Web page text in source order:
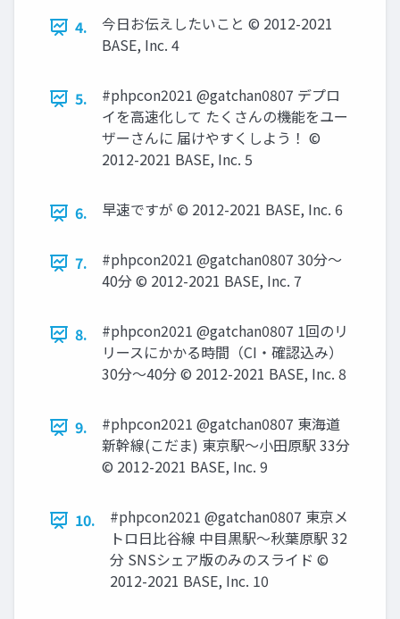
4.
今日お伝えしたいこと © 2012-2021
BASE, Inc. 4
5.
#phpcon2021 @gatchan0807 デプロ
イを高速化して たくさんの機能をユー
ザーさんに 届けやすくしよう！ ©
2012-2021 BASE, Inc. 5
6. 早速ですが © 2012-2021 BASE, Inc. 6
7.
#phpcon2021 @gatchan0807 30分〜
40分 © 2012-2021 BASE, Inc. 7
8.
#phpcon2021 @gatchan0807 1回のリ
リースにかかる時間（CI・確認込み）
30分〜40分 © 2012-2021 BASE, Inc. 8
9.
#phpcon2021 @gatchan0807 東海道
新幹線(こだま) 東京駅〜小田原駅 33分
© 2012-2021 BASE, Inc. 9
10.
#phpcon2021 @gatchan0807 東京メ
トロ日比谷線 中目黒駅〜秋葉原駅 32
分 SNSシェア版のみのスライド ©
2012-2021 BASE, Inc. 10